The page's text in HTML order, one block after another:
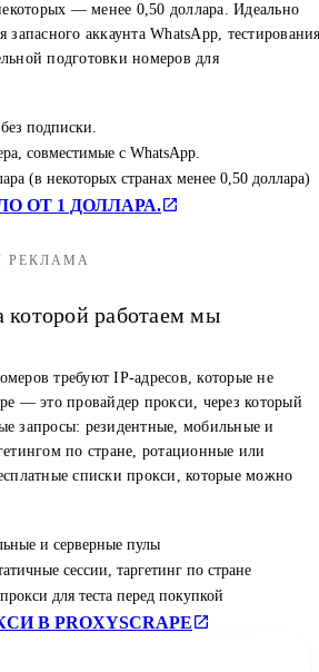
— менее 0,50 доллара. Идеально
запасного аккаунта WhatsApp,
подготовки номеров для
подписки.
совместимые с WhatsApp.
(в некоторых странах менее 0,50 доллара)
ОТ 1 ДОЛЛАРА.
РЕКЛАМА
которой работаем мы
требуют IP-адресов, которые не
— это провайдер прокси, через который
запросы: резидентные, мобильные и
по стране, ротационные или
списки прокси, которые можно
и серверные пулы
сессии, таргетинг по стране
для теста перед покупкой
В PROXYSCRAPE